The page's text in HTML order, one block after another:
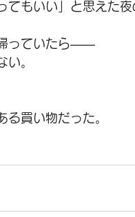
てもいい」と思えた夜
っていたら――
い。
る買い物だった。